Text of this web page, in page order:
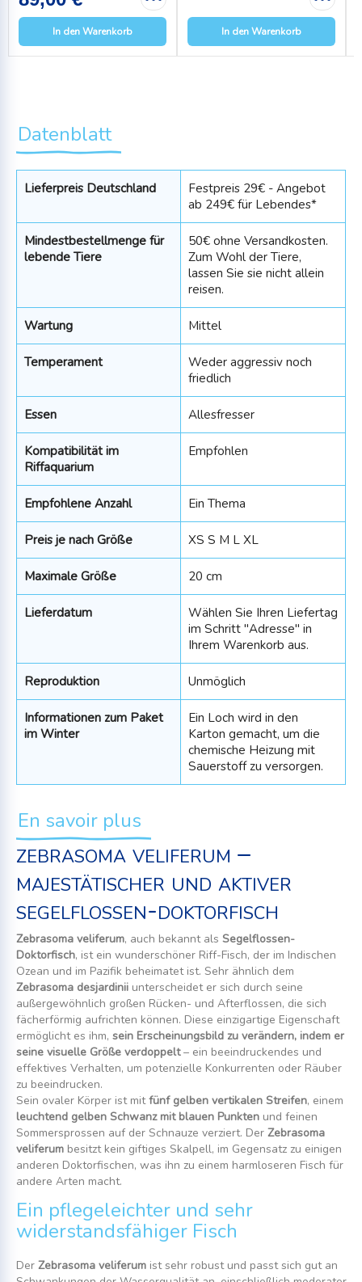
In den Warenkorb In den Warenkorb
Datenblatt
Lieferpreis Deutschland
Festpreis 29€ - Angebot
ab 249€ für Lebendes*
Mindestbestellmenge für
lebende Tiere
50€ ohne Versandkosten.
Zum Wohl der Tiere,
lassen Sie sie nicht allein
reisen.
Wartung Mittel
Temperament
Weder aggressiv noch
friedlich
Essen Allesfresser
Kompatibilität im
Riffaquarium
Empfohlen
Empfohlene Anzahl Ein Thema
Preis je nach Größe XS S M L XL
Maximale Größe 20 cm
Lieferdatum
Wählen Sie Ihren Liefertag
im Schritt "Adresse" in
Ihrem Warenkorb aus.
Reproduktion Unmöglich
Informationen zum Paket
im Winter
Ein Loch wird in den
Karton gemacht, um die
chemische Heizung mit
Sauerstoff zu versorgen.
En savoir plus
zebrasoma veliferum –
majestätischer und aktiver
segelflossen-doktorfisch
Zebrasoma veliferum, auch bekannt als Segelflossen-
Doktorfisch, ist ein wunderschöner Riff-Fisch, der im Indischen
Ozean und im Pazifik beheimatet ist. Sehr ähnlich dem
Zebrasoma desjardinii unterscheidet er sich durch seine
außergewöhnlich großen Rücken- und Afterflossen, die sich
fächerförmig aufrichten können. Diese einzigartige Eigenschaft
ermöglicht es ihm, sein Erscheinungsbild zu verändern, indem er
seine visuelle Größe verdoppelt– ein beeindruckendes und
effektives Verhalten, um potenzielle Konkurrenten oder Räuber
zu beeindrucken.
Sein ovaler Körper ist mitfünf gelben vertikalen Streifen, einem
leuchtend gelben Schwanz mit blauen Punkten und feinen
Sommersprossen auf der Schnauze verziert. Der Zebrasoma
veliferum besitzt kein giftiges Skalpell, im Gegensatz zu einigen
anderen Doktorfischen, was ihn zu einem harmloseren Fisch für
andere Arten macht.
Ein pflegeleichter und sehr
widerstandsfähiger Fisch
Der Zebrasoma veliferum ist sehr robust und passt sich gut an